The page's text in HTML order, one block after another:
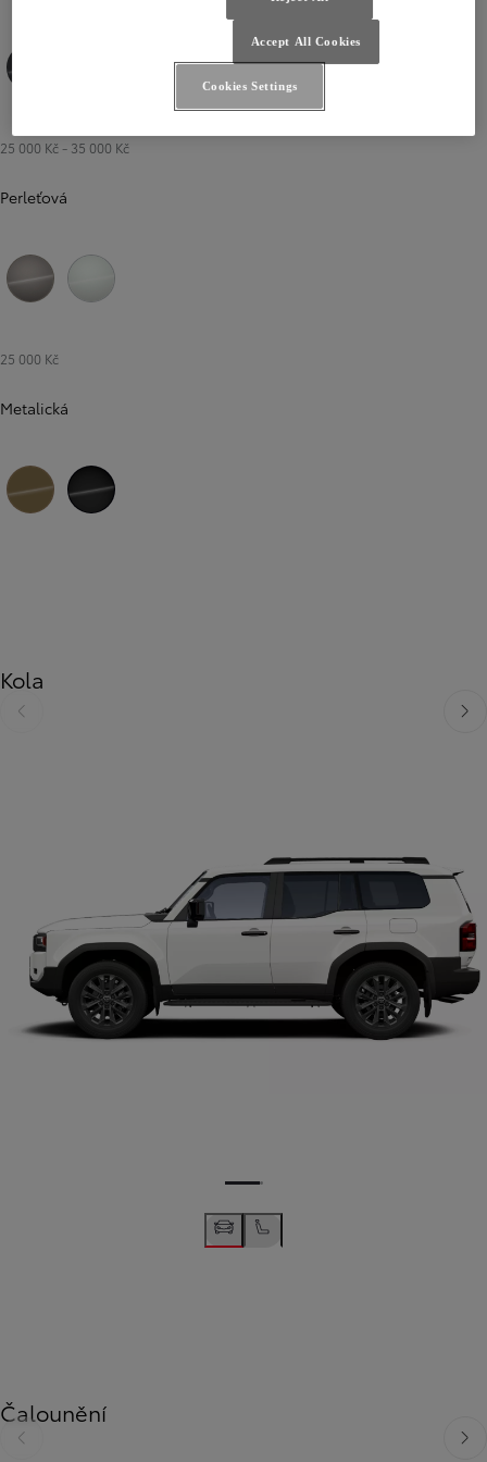
25 000 Kč - 35 000 Kč
Perleťová
25 000 Kč
Metalická
Kola
Předchozí Další
Čalounění
Předchozí Další
Accept All Cookies
Cookies Settings